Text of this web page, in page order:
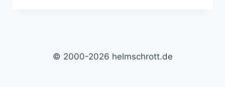
© 2000-2026 helmschrott.de